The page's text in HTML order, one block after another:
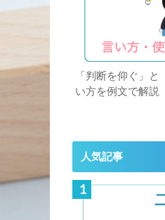
「判断を仰ぐ」
い方を例文で解説
人気記事